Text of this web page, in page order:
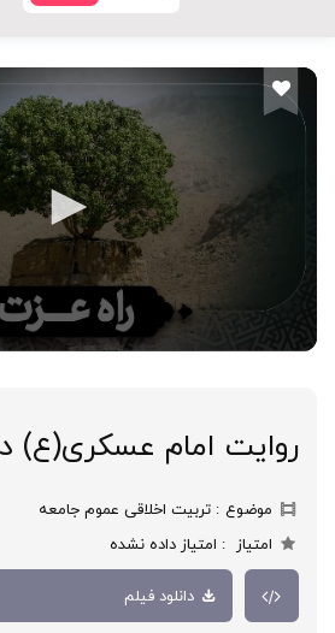
روایت امام عسکری(ع)
موضوع
تربیت اخلاقی عموم جامعه
امتیاز
امتیاز داده نشده
دانلود فیلم